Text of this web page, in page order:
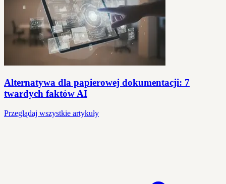
Alternatywa dla papierowej dokumentacji: 7
twardych faktów AI
Przeglądaj wszystkie artykuły